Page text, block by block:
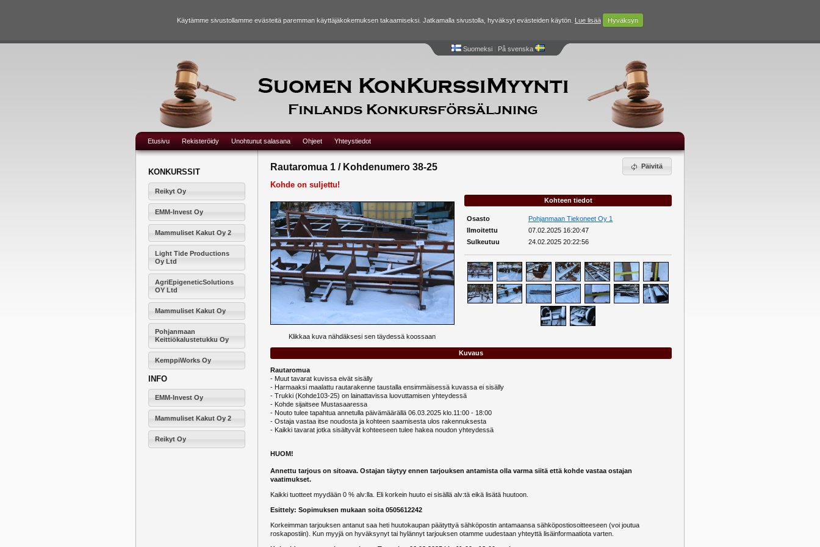
Käytämme sivustollamme evästeitä paremman käyttäjäkokemuksen takaamiseksi. Jatkamalla sivustolla, hyväksyt evästeiden käytön. Lue lisää Hyväksyn
Suomeksi| På svenska
Etusivu Rekisteröidy Unohtunut salasana Ohjeet Yhteystiedot
KONKURSSIT
Reikyt Oy
EMM-Invest Oy
Mammuliset Kakut Oy 2
Light Tide Productions
Oy Ltd
AgriEpigeneticSolutions
OY Ltd
Mammuliset Kakut Oy
Pohjanmaan
Keittiökalustetukku Oy
KemppiWorks Oy
INFO
EMM-Invest Oy
Mammuliset Kakut Oy 2
Reikyt Oy
Päivitä
Rautaromua 1 / Kohdenumero 38-25
Kohde on suljettu!
Klikkaa kuva nähdäksesi sen täydessä koossaan
Kohteen tiedot
Osasto
Pohjanmaan Tiekoneet Oy 1
Ilmoitettu
07.02.2025 16:20:47
Sulkeutuu
24.02.2025 20:22:56
Kuvaus
Rautaromua
- Muut tavarat kuvissa eivät sisälly
- Harmaaksi maalattu rautarakenne taustalla ensimmäisessä kuvassa ei sisälly
- Trukki (Kohde103-25) on lainattavissa luovuttamisen yhteydessä
- Kohde sijaitsee Mustasaaressa
- Nouto tulee tapahtua annetulla päivämäärällä 06.03.2025 klo.11:00 - 18:00
- Ostaja vastaa itse noudosta ja kohteen saamisesta ulos rakennuksesta
- Kaikki tavarat jotka sisältyvät kohteeseen tulee hakea noudon yhteydessä
HUOM!
Annettu tarjous on sitoava. Ostajan täytyy ennen tarjouksen antamista olla varma siitä että kohde vastaa ostajan
vaatimukset.
Kaikki tuotteet myydään 0 % alv:lla. Eli korkein huuto ei sisällä alv:tä eikä lisätä huutoon.
Esittely: Sopimuksen mukaan soita 0505612242
Korkeimman tarjouksen antanut saa heti huutokaupan päätyttyä sähköpostin antamaansa sähköpostiosoitteeseen (voi joutua
roskapostiin). Kun myyjä on hyväksynyt tai hylännyt tarjouksen otamme uudestaan yhteyttä lisäinformaatiota varten.